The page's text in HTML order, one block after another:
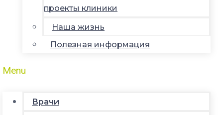
проекты клиники
Наша жизнь
Полезная информация
Menu
Врачи